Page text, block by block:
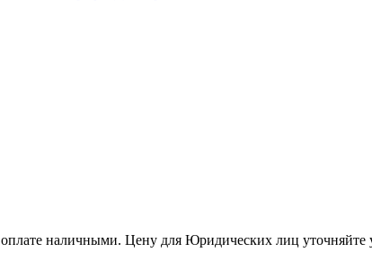
наличными. Цену для Юридических лиц